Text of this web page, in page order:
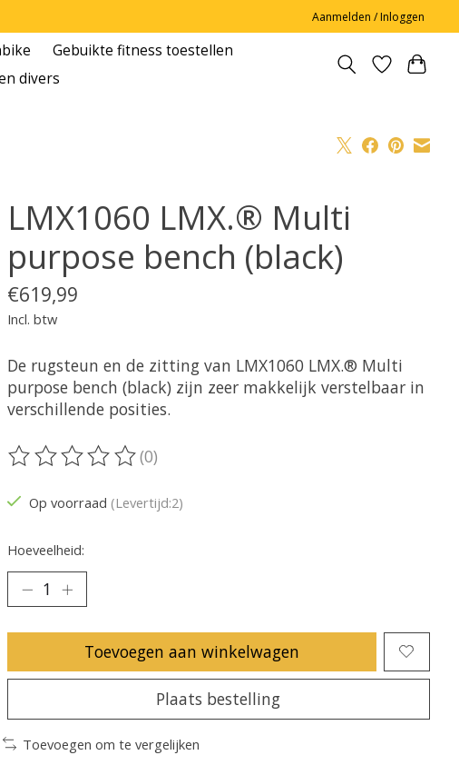
Aanmelden / Inloggen
Gebuikte fitness toestellen
divers
LMX1060 LMX.® Multi
purpose bench (black)
€619,99
Incl. btw
De rugsteun en de zitting van LMX1060 LMX.® Multi
purpose bench (black) zijn zeer makkelijk verstelbaar in
verschillende posities.
De beoordeling van dit product is
(0)
Op voorraad (Levertijd:2)
Hoeveelheid:
Toevoegen aan winkelwagen
Plaats bestelling
Toevoegen om te vergelijken